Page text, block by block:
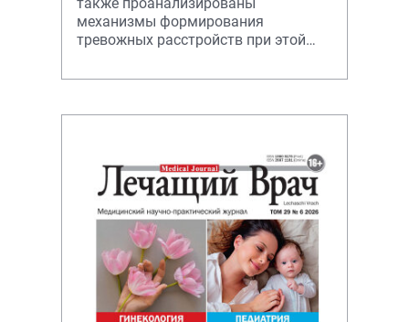
механизмы формирования
тревожных расстройств при этой